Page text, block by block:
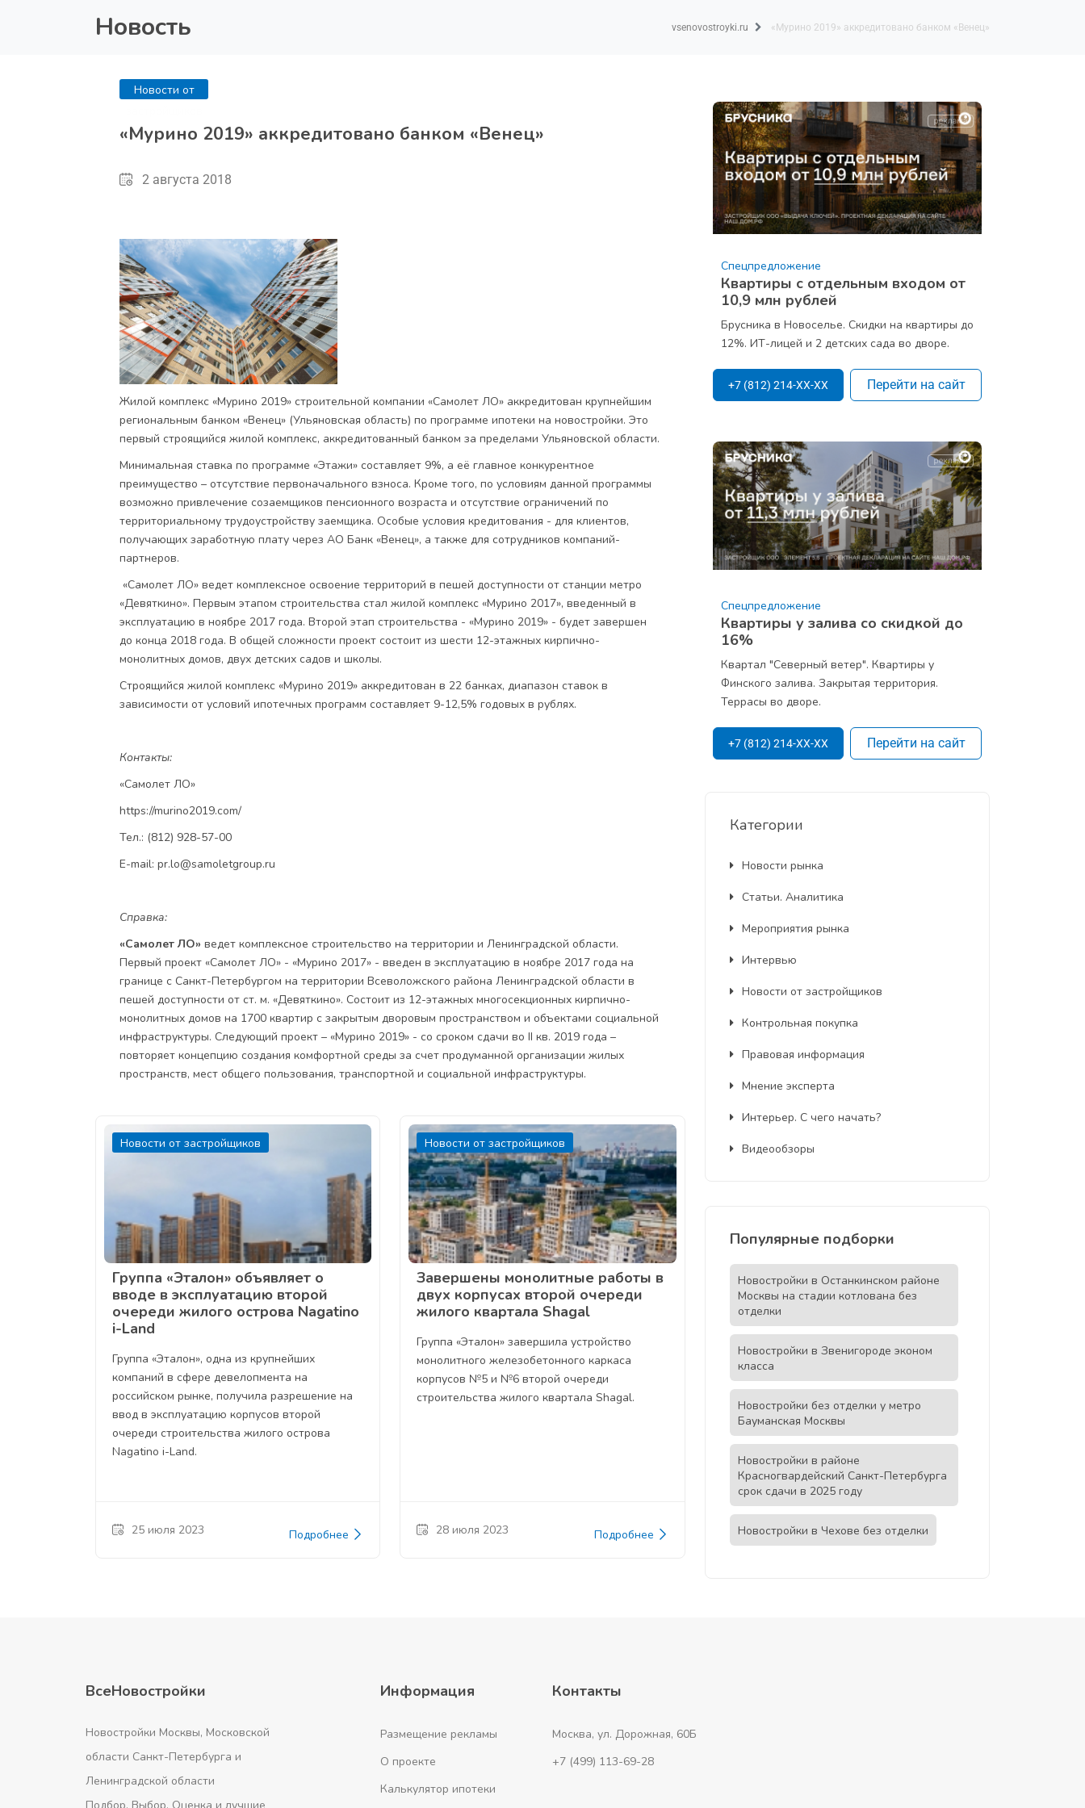
Новость vsenovostroyki.ru «Мурино 2019» аккредитовано банком «Венец»
Новости от
«Мурино 2019» аккредитовано банком «Венец»
2 августа 2018
Жилой комплекс «Мурино 2019» строительной компании «Самолет ЛО» аккредитован крупнейшим
региональным банком «Венец» (Ульяновская область) по программе ипотеки на новостройки. Это
первый строящийся жилой комплекс, аккредитованный банком за пределами Ульяновской области.
Минимальная ставка по программе «Этажи» составляет 9%, а её главное конкурентное
преимущество – отсутствие первоначального взноса. Кроме того, по условиям данной программы
возможно привлечение созаемщиков пенсионного возраста и отсутствие ограничений по
территориальному трудоустройству заемщика. Особые условия кредитования - для клиентов,
получающих заработную плату через АО Банк «Венец», а также для сотрудников компаний-
партнеров.
«Самолет ЛО» ведет комплексное освоение территорий в пешей доступности от станции метро
«Девяткино». Первым этапом строительства стал жилой комплекс «Мурино 2017», введенный в
эксплуатацию в ноябре 2017 года. Второй этап строительства - «Мурино 2019» - будет завершен
до конца 2018 года. В общей сложности проект состоит из шести 12-этажных кирпично-
монолитных домов, двух детских садов и школы.
Строящийся жилой комплекс «Мурино 2019» аккредитован в 22 банках, диапазон ставок в
зависимости от условий ипотечных программ составляет 9-12,5% годовых в рублях.
Контакты:
«Самолет ЛО»
https://murino2019.com/
Тел.: (812) 928-57-00
E-mail: pr.lo@samoletgroup.ru
Справка:
«Самолет ЛО» ведет комплексное строительство на территории и Ленинградской области.
Первый проект «Самолет ЛО» - «Мурино 2017» - введен в эксплуатацию в ноябре 2017 года на
границе с Санкт-Петербургом на территории Всеволожского района Ленинградской области в
пешей доступности от ст. м. «Девяткино». Состоит из 12-этажных многосекционных кирпично-
монолитных домов на 1700 квартир с закрытым дворовым пространством и объектами социальной
инфраструктуры. Следующий проект – «Мурино 2019» - со сроком сдачи во II кв. 2019 года –
повторяет концепцию создания комфортной среды за счет продуманной организации жилых
пространств, мест общего пользования, транспортной и социальной инфраструктуры.
Новости от застройщиков
Группа «Эталон» объявляет о
вводе в эксплуатацию второй
очереди жилого острова Nagatino
i-Land
Группа «Эталон», одна из крупнейших
компаний в сфере девелопмента на
российском рынке, получила разрешение на
ввод в эксплуатацию корпусов второй
очереди строительства жилого острова
Nagatino i-Land.
25 июля 2023 Подробнее
Новости от застройщиков
Завершены монолитные работы в
двух корпусах второй очереди
жилого квартала Shagal
Группа «Эталон» завершила устройство
монолитного железобетонного каркаса
корпусов №5 и №6 второй очереди
строительства жилого квартала Shagal.
28 июля 2023 Подробнее
Спецпредложение
Квартиры с отдельным входом от
10,9 млн рублей
Брусника в Новоселье. Скидки на квартиры до
12%. ИТ-лицей и 2 детских сада во дворе.
+7 (812) 214-XX-XX Перейти на сайт
Спецпредложение
Квартиры у залива со скидкой до
16%
Квартал "Северный ветер". Квартиры у
Финского залива. Закрытая территория.
Террасы во дворе.
+7 (812) 214-XX-XX Перейти на сайт
Категории
Новости рынка
Статьи. Аналитика
Мероприятия рынка
Интервью
Новости от застройщиков
Контрольная покупка
Правовая информация
Мнение эксперта
Интерьер. С чего начать?
Видеообзоры
Популярные подборки
Новостройки в Останкинском районе
Москвы на стадии котлована без
отделки
Новостройки в Звенигороде эконом
класса
Новостройки без отделки у метро
Бауманская Москвы
Новостройки в районе
Красногвардейский Санкт-Петербурга
срок сдачи в 2025 году
Новостройки в Чехове без отделки
ВсеНовостройки
Новостройки Москвы, Московской
области Санкт-Петербурга и
Ленинградской области
Информация
Размещение рекламы
О проекте
Калькулятор ипотеки
Контакты
Москва, ул. Дорожная, 60Б
+7 (499) 113-69-28